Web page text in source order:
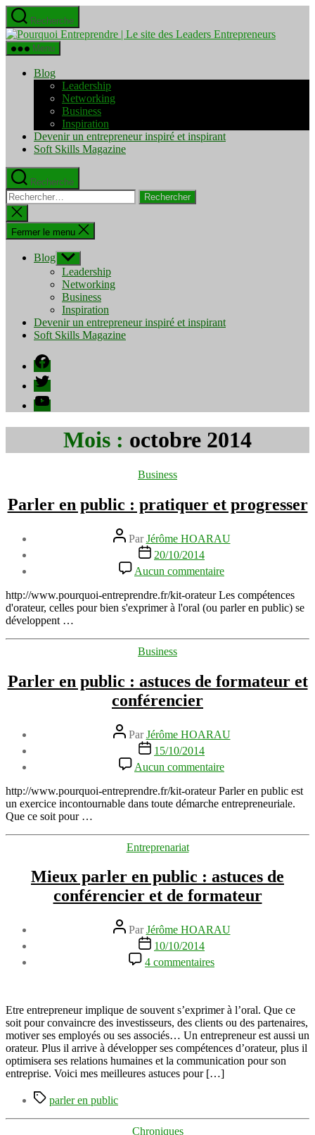
Aller
au
contenu
Recherche
Pourquoi
Menu
Blog
Leadership
Networking
Business
Inspiration
Devenir un entrepreneur inspiré et inspirant
Soft Skills Magazine
Recherche
Rechercher :
Fermer
la
recherche
Fermer le menu
Blog Afficher
le
sous-
menu
Leadership
Networking
Business
Inspiration
Devenir un entrepreneur inspiré et inspirant
Soft Skills Magazine
Facebook
Twitter
YouTube
Mois : octobre 2014
Catégories
Business
Parler en public : pratiquer et progresser
Auteur
de
l’article
ParJérôme HOARAU
Date
l’article
20/10/2014
Aucun commentaire
Parler
en
public
et
http://www.pourquoi-entreprendre.fr/kit-orateur Les compétences
d'orateur, celles pour bien s'exprimer à l'oral (ou parler en public) se
développent …
Catégories
Business
Parler en public : astuces de formateur et
conférencier
Auteur
de
l’article
ParJérôme HOARAU
Date
l’article
15/10/2014
Aucun commentaire
Parler
en
public
de
conférencier
http://www.pourquoi-entreprendre.fr/kit-orateur Parler en public est
un exercice incontournable dans toute démarche entrepreneuriale.
Que ce soit pour …
Catégories
Entreprenariat
Mieux parler en public : astuces de
conférencier et de formateur
Auteur
de
l’article
ParJérôme HOARAU
Date
de
l’article
10/10/2014
4 commentaires
Mieux
public
:
astuces
de
conférencier
et
Etre entrepreneur implique de souvent s’exprimer à l’oral. Que ce
soit pour convaincre des investisseurs, des clients ou des partenaires,
motiver ses employés ou ses associés… Un entrepreneur est aussi un
orateur. Plus il arrive à développer ses compétences d’orateur, plus il
optimisera ses relations humaines et la communication pour son
entreprise. Voici mes meilleures astuces pour […]
Étiquettes
parler en public
Catégories
Chroniques